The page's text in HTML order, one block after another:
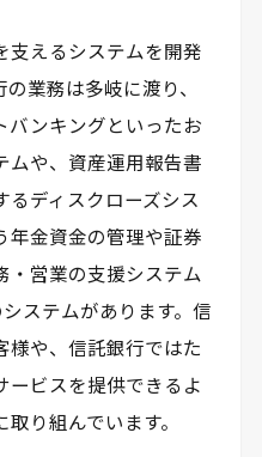
支えるシステムを開発
業務は多岐に渡り、
バンキングといったお
ムや、資産運用報告書
るディスクローズシス
年金資金の管理や証券
・営業の支援システム
ステムがあります。信
様や、信託銀行ではた
ービスを提供できるよ
り組んでいます。